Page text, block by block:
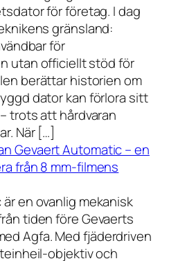
för företag. I dag
gränsland:
för
utan officiellt stöd för
berättar historien om
dator kan förlora sitt
trots att hårdvaran
När […]
Gevaert Automatic – en
från 8 mm-filmens
en ovanlig mekanisk
tiden före Gevaerts
Agfa. Med fjäderdriven
objektiv och